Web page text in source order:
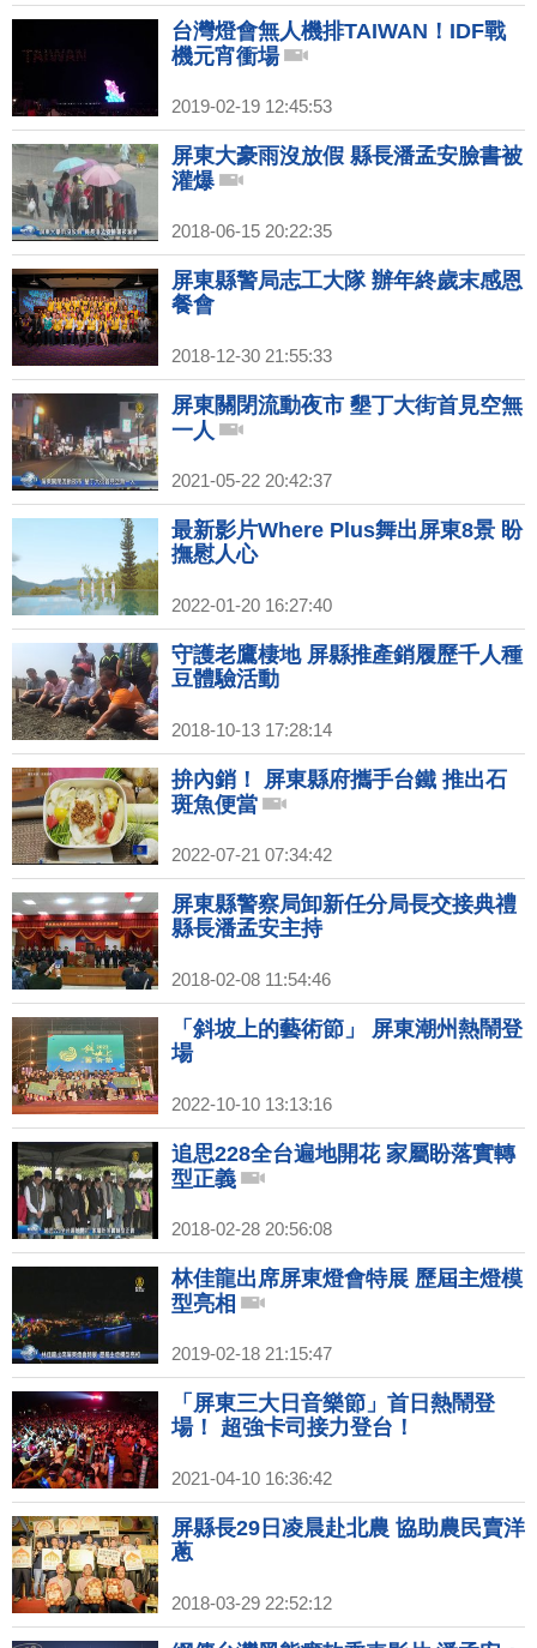
台灣燈會無人機排TAIWAN！IDF戰
機元宵衝場
2019-02-19 12:45:53
屏東大豪雨沒放假 縣長潘孟安臉書被
灌爆
2018-06-15 20:22:35
屏東縣警局志工大隊 辦年終歲末感恩
餐會
2018-12-30 21:55:33
屏東關閉流動夜市 墾丁大街首見空無
一人
2021-05-22 20:42:37
最新影片Where Plus舞出屏東8景 盼
撫慰人心
2022-01-20 16:27:40
守護老鷹棲地 屏縣推產銷履歷千人種
豆體驗活動
2018-10-13 17:28:14
拚內銷！ 屏東縣府攜手台鐵 推出石
斑魚便當
2022-07-21 07:34:42
屏東縣警察局卸新任分局長交接典禮
縣長潘孟安主持
2018-02-08 11:54:46
「斜坡上的藝術節」 屏東潮州熱鬧登
場
2022-10-10 13:13:16
追思228全台遍地開花 家屬盼落實轉
型正義
2018-02-28 20:56:08
林佳龍出席屏東燈會特展 歷屆主燈模
型亮相
2019-02-18 21:15:47
「屏東三大日音樂節」首日熱鬧登
場！ 超強卡司接力登台！
2021-04-10 16:36:42
屏縣長29日凌晨赴北農 協助農民賣洋
蔥
2018-03-29 22:52:12